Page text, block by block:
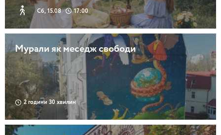
Сб, 15.08 17:00
Мурали як меседж свободи
2 години 30 хвилин